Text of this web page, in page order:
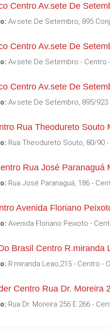
Centro Av.sete De
Av.sete De Setembro, 895
Centro Av.sete De
Av.sete De Setembro - Centro
Centro Av.sete De
Av.sete De Setembro, 895/923
Rua Theodureto Souto
Rua Theodureto Souto, 80/90
Rua José Paranaguá
Rua José Paranaguá, 186 -
Avenida Floriano
Avenida Floriano Peixoto -
Brasil Centro R.miranda
R.miranda Leao,215 - Centro -
Centro Rua Dr. Moreira
Rua Dr. Moreira 256 E 266 -